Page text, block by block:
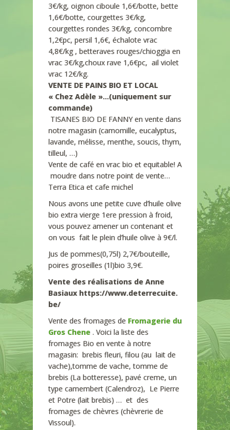
3€/kg, oignon ciboule 1,6€/botte, bette
1,6€/botte, courgettes 3€/kg,
courgettes rondes 3€/kg, concombre
1,2€pc, persil 1,6€, échalote vrac
4,8€/kg , betteraves rouges/chioggia en
vrac 3€/kg,choux rave 1,6€pc, ail violet
vrac 12€/kg.
VENTE DE PAINS BIO ET LOCAL
« Chez Adèle »…(uniquement sur
commande)
TISANES BIO DE FANNY en vente dans
notre magasin (camomille, eucalyptus,
lavande, mélisse, menthe, soucis, thym,
tilleul, …)
Vente de café en vrac bio et equitable! A
moudre dans notre point de vente…
Terra Etica et cafe michel
Nous avons une petite cuve d’huile olive
bio extra vierge 1ere pression à froid,
vous pouvez amener un contenant et
on vous fait le plein d’huile olive à 9€/l.
Jus de pommes(0,75l) 2,7€/bouteille,
poires groseilles (1l)bio 3,9€.
Vente des réalisations de Anne
Basiaux https://www.deterrecuite.
be/
Vente des fromages de Fromagerie du
Gros Chene . Voici la liste des
fromages Bio en vente à notre
magasin: brebis fleuri, filou (au lait de
vache),tomme de vache, tomme de
brebis (La botteresse), pavé creme, un
type camembert (Calendroz), Le Pierre
et Potre (lait brebis) … et des
fromages de chèvres (chèvrerie de
Vissoul).